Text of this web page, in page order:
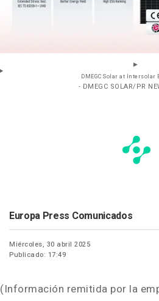
DMEGC Solar at Intersolar
- DMEGC SOLAR/PR
Europa Press Comunicados
Miércoles, 30 abril 2025
Publicado: 17:49
(Información remitida por la